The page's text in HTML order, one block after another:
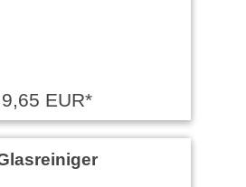
9,65 EUR*